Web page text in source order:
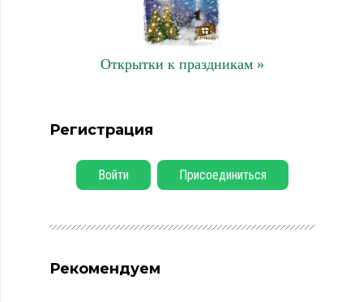
Открытки к праздникам »
Регистрация
Войти Присоединиться
Рекомендуем